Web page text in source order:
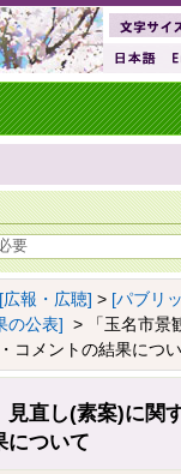
[広報・広聴] > [パブリ
の公表] > 「玉名市景
コメントの結果につ
見直し(素案)に関
について